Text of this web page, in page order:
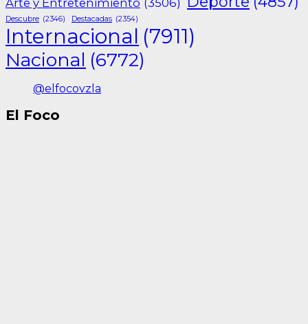
Arte y Entretenimiento (3506)
Descubre (2346) Destacadas (2354)
Internacional (7911)
Nacional (6772)
@elfocovzla
El Foco